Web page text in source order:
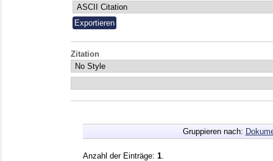
Zitation
Gruppieren nach:
Anzahl der Einträge: 1